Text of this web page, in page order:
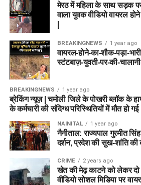
मेरठ में महिला के साथ सड़क
वाला युवक वीडियो वायरल
BREAKINGNEWS 1 year ago
वायरल-होने-का-शौक-पड़ा-
स्टंटबाज़-युवती-पर-की-चालानी-
BREAKINGNEWS 1 year ago
ब्रेकिंग न्यूज़ | चमोली जिले के पोखरी ब्लॉक के
के कर्मचारी की संदिग्ध परिस्थितियों में मौत हो
NAINITAL 1 year ago
नैनीताल: राज्यपाल गुरमीत
दर्शन, प्रदेश की सुख-शांति
CRIME 2 years ago
खेत की मेढ़ काटने को लेकर दो
वीडियो सोशल मिडिया पर